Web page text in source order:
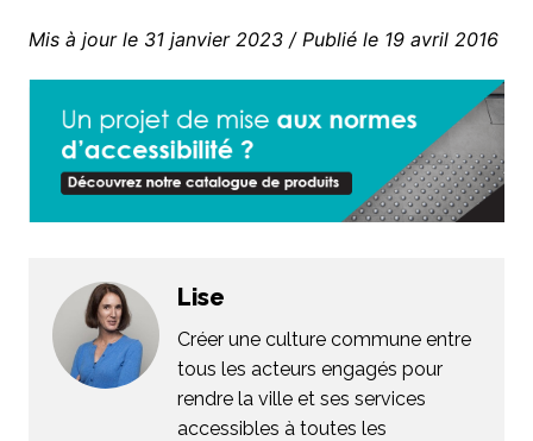
Mis à jour le 31 janvier 2023 / Publié le 19 avril 2016
Lise
Créer une culture commune entre
tous les acteurs engagés pour
rendre la ville et ses services
accessibles à toutes les